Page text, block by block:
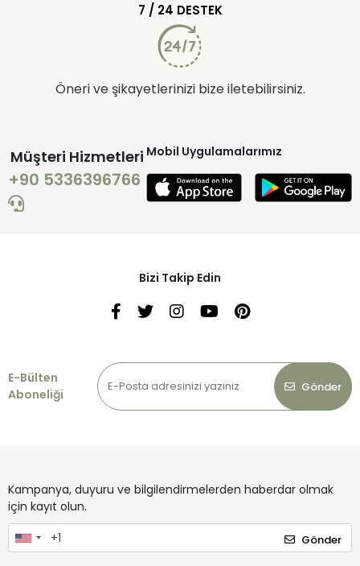
7 / 24 DESTEK
Öneri ve şikayetlerinizi bize iletebilirsiniz.
Müşteri Hizmetleri
+90 5336396766
Mobil Uygulamalarımız
Bizi Takip Edin
E-Bülten
Aboneliği
Gönder
Kampanya, duyuru ve bilgilendirmelerden haberdar olmak
için kayıt olun.
Gönder